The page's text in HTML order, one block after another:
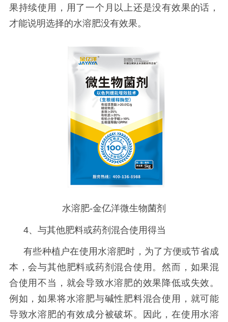
果持续使用，用了一个月以上还是没有效果的话，
才能说明选择的水溶肥没有效果。
水溶肥-金亿洋微生物菌剂
4、与其他肥料或药剂混合使用得当
有些种植户在使用水溶肥时，为了方便或节省成
本，会与其他肥料或药剂混合使用。然而，如果混
合使用不当，就会导致水溶肥的效果降低或失效。
例如，如果将水溶肥与碱性肥料混合使用，就可能
导致水溶肥的有效成分被破坏。因此，在使用水溶